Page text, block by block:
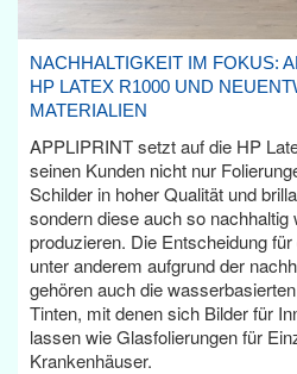
NACHHALTIGKEIT IM FOKUS:
HP LATEX R1000 UND
MATERIALIEN
APPLIPRINT setzt auf die HP
seinen Kunden nicht nur
Schilder in hoher Qualität und
sondern diese auch so nachhaltig
produzieren. Die Entscheidung
unter anderem aufgrund der
gehören auch die
Tinten, mit denen sich Bilder für
lassen wie Glasfolierungen für
Krankenhäuser.